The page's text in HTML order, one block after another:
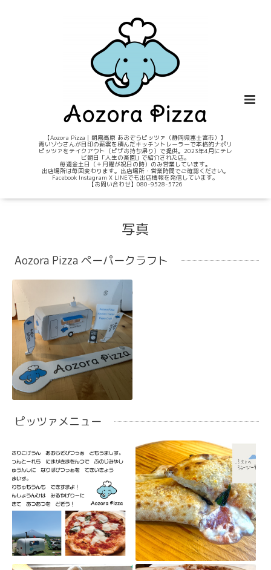
【Aozora Pizza｜朝霧高原 あおぞらピッツァ（静岡県富士宮市）】
青いゾウさんが目印の薪窯を積んだキッチントレーラーで本格的ナポリ
ピッツァをテイクアウト（ピザお持ち帰り）で提供。2023年4月にテレ
ビ朝日「人生の楽園」で紹介された店。
毎週金土日（＋月曜が祝日の時）のみ営業しています。
出店場所は毎回変わります。出店場所・営業時間でご確認ください。
Facebook Instagram X LINEでも出店情報を発信しています。
【お問い合わせ】080-9528-5726
写真
Aozora Pizza ペーパークラフト
ピッツァメニュー